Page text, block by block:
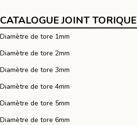
CATALOGUE JOINT TORIQUE
Diamètre de tore 5mm
Diamètre de tore 6mm
Diamètre de tore 1mm
Diamètre de tore 2mm
Diamètre de tore 3mm
Diamètre de tore 4mm